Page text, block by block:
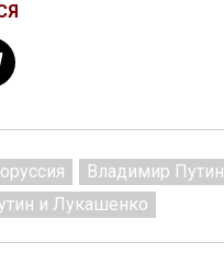
Владимир Путин
и Лукашенко